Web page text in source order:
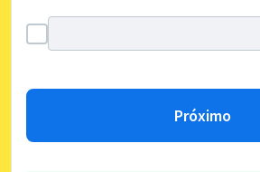
Próximo